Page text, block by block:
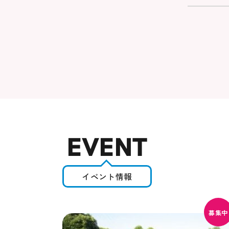
EVENT
イベント情報
募集中